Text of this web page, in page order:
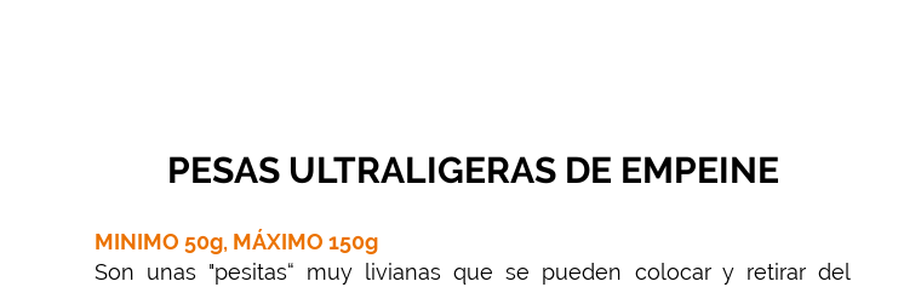
PESAS ULTRALIGERAS DE EMPEINE
MINIMO 50g, MÁXIMO 150g
Son unas "pesitas“ muy livianas que se pueden colocar y retirar del